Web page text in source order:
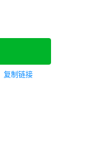
复制链接